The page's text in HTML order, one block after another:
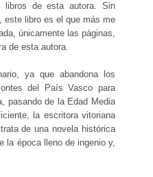
de esta autora. Sin
este libro es el que más me
únicamente las páginas,
de esta autora.
ya que abandona los
del País Vasco para
pasando de la Edad Media
la escritora vitoriana
de una novela histórica
la época lleno de ingenio y,